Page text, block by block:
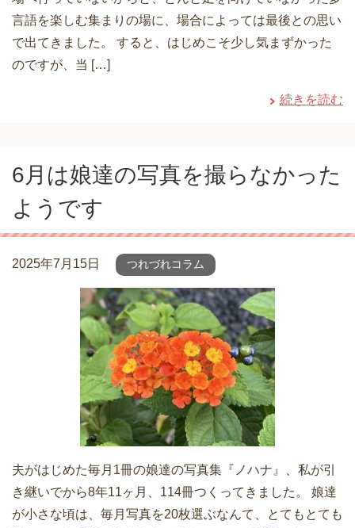
言語を楽しむ集まりの場に、場合によっては最後との思い
で出てきました。 すると、はじめこそ少し気まずかった
のですが、当 […]
続きを読む
6月は娘達の写真を撮らなかった
ようです
2025年7月15日 つれづれコラム
夫がはじめた毎月1冊の娘達の写真集『ノハナ』、私が引
き継いでから8年11ヶ月、114冊つくってきました。 娘達
が小さな頃は、毎月写真を20枚選ぶなんて、とてもとても